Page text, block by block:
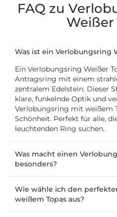
FAQ zu
Weißer
Was ist ein Verlobungsring
Ein Verlobungsring Weißer
Antragsring mit einem
zentralem Edelstein. Dieser
klare, funkelnde Optik und
Verlobungsring mit weißem
Schönheit. Perfekt für alle,
leuchtenden Ring suchen.
Was macht einen
besonders?
Wie wähle ich den
weißem Topas aus?